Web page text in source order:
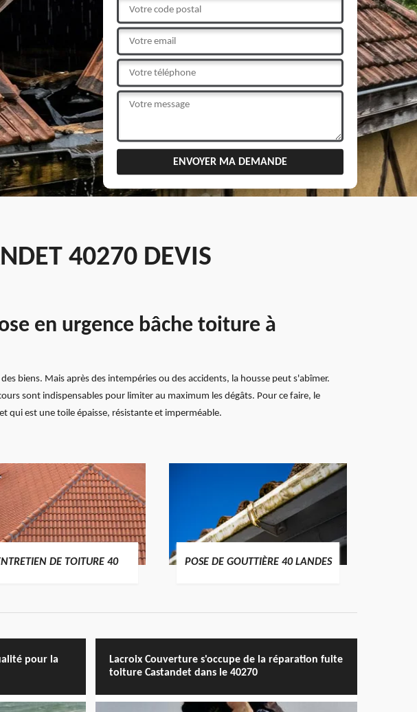
40270 DEVIS
en urgence bâche toiture à
biens. Mais après des intempéries ou des accidents, la housse peut s'abîmer.
sont indispensables pour limiter au maximum les dégâts. Pour ce faire, le
qui est une toile épaisse, résistante et imperméable.
DE TOITURE 40 POSE DE GOUTTIÈRE 40 LANDES
pour la
Lacroix Couverture s'occupe de la réparation fuite
toiture Castandet dans le 40270